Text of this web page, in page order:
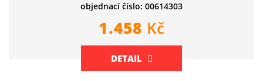
objednací číslo: 00614303
1.458 Kč
DETAIL